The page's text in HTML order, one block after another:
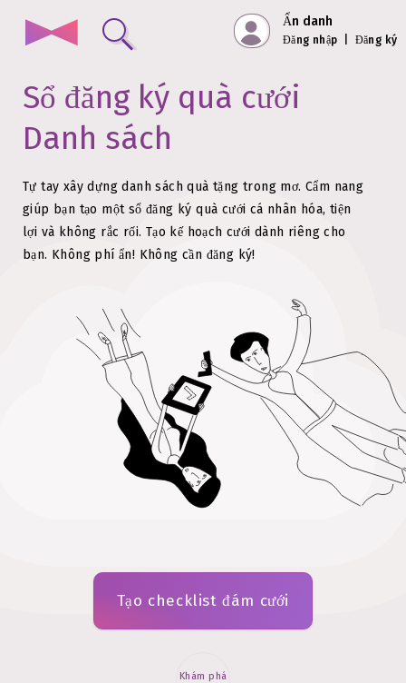
Ẩn danh
Đăng nhập Đăng ký
Sổ đăng ký quà cưới
Danh sách
Tự tay xây dựng danh sách quà tặng trong mơ. Cẩm nang
giúp bạn tạo một sổ đăng ký quà cưới cá nhân hóa, tiện
lợi và không rắc rối. Tạo kế hoạch cưới dành riêng cho
bạn. Không phí ẩn! Không cần đăng ký!
Tạo checklist đám cưới
Khám phá